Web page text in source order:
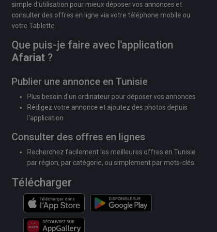
simple d'utilisation pour mieux déposer vos annonces et
consulter des offres en ligne via votre téléphone mobile ou
votre Tablette.
Que puis-je faire avec l'application
Afariat ?
Publier une annonce en Tunisie
Plus besoin d'un ordinateur pour déposer vos annonces
Rédigez votre annonce et ajoutez des photos depuis
l'application
Consulter des offres en lignes
Recherchez facilement les meilleures offres en Tunisie
par région, par catégorie, ou simplement par mots-clés.
Télécharger